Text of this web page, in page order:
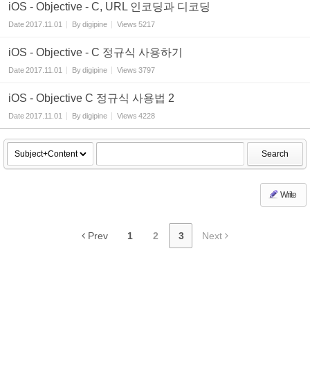
iOS - Objective - C, URL 인코딩과 디코딩
Date2017.11.01 Bydigipine Views 5217
iOS - Objective - C 정규식 사용하기
Date2017.11.01 Bydigipine Views 3797
iOS - Objective C 정규식 사용법 2
Date2017.11.01 Bydigipine Views 4228
Search
Write
Prev 1 2 3 Next